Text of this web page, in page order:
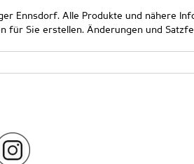
Ennsdorf. Alle Produkte und nähere
für Sie erstellen. Änderungen und